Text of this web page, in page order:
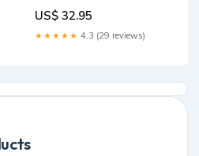
US$ 32.95
★★★★★ 4.3 (29 reviews)